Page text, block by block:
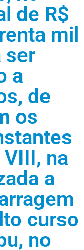
de R$
mil
ser
a
de
os
na
a
curso
no